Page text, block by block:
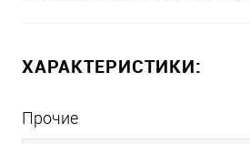
ХАРАКТЕРИСТИКИ:
Прочие